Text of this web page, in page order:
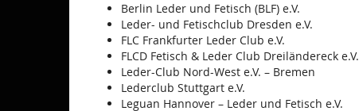
Berlin Leder und Fetisch (BLF) e.V.
Leder- und Fetischclub Dresden e.V.
FLC Frankfurter Leder Club e.V.
FLCD Fetisch & Leder Club Dreiländereck e.V.
Leder-Club Nord-West e.V. – Bremen
Lederclub Stuttgart e.V.
Leguan Hannover – Leder und Fetisch e.V.